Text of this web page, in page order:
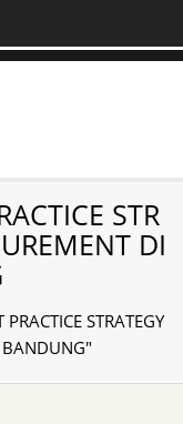
–
di Indonesia STR
DI
STRATEGY
BANDUNG"